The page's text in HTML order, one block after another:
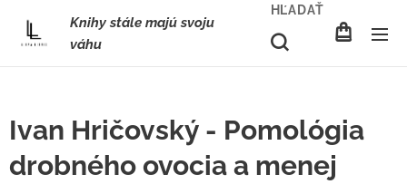
Knihy stále majú svoju
váhu
HĽADAŤ
Ivan Hričovský - Pomológia
drobného ovocia a menej